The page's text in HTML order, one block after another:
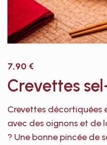
7,90 €
Crevettes
Crevettes décortiquées
avec des oignons et de
? Une bonne pincée de